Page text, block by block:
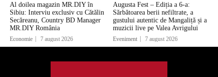
Al doilea magazin MR.DIY în
Sibiu: Interviu exclusiv cu Cătălin
Secăreanu, Country BD Manager
MR.DIY România
Economie 7 august 2026
Augusta Fest – Ediția a 6-a:
Sărbătoarea berii nefiltrate, a
gustului autentic de Mangaliță și a
muzicii live pe Valea Avrigului
Eveniment 7 august 2026